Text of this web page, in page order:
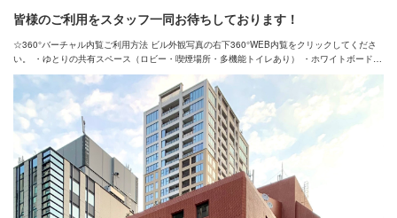
皆様のご利用をスタッフ一同お待ちしております！
☆360°バーチャル内覧ご利用方法 ビル外観写真の右下360°WEB内覧をクリックしてくださ
い。 ・ゆとりの共有スペース（ロビー・喫煙場所・多機能トイレあり） ・ホワイトボード、
スクリーン、演台（無料） ・高輝度の液晶プロジェクター、音響設備など（有料） ・設営サ
ービス ・Wi-Fi（無料） ・荷物の事前預かり、発送 ・スタッフ常駐